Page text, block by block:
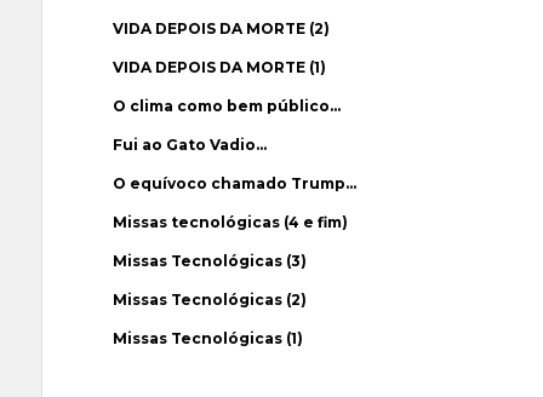
VIDA DEPOIS DA MORTE (2)
VIDA DEPOIS DA MORTE (1)
O clima como bem público…
Fui ao Gato Vadio…
O equívoco chamado Trump…
Missas tecnológicas (4 e fim)
Missas Tecnológicas (3)
Missas Tecnológicas (2)
Missas Tecnológicas (1)